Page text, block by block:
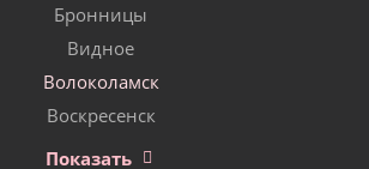
Бронницы
Видное
Волоколамск
Воскресенск
Показать